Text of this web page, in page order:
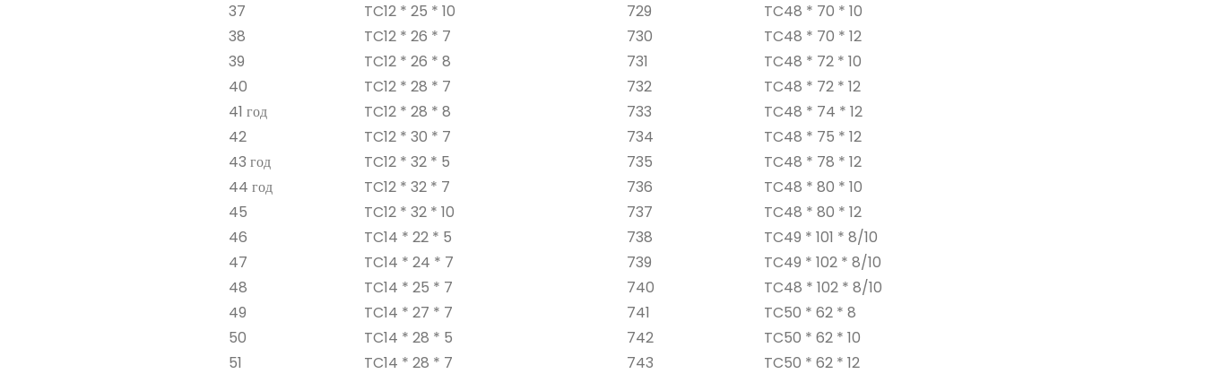
37
TC12 * 25 * 10 729
TC48 * 70 * 10
38
TC12 * 26 * 7 730
TC48 * 70 * 12
39
TC12 * 26 * 8 731
TC48 * 72 * 10
40
TC12 * 28 * 7 732
TC48 * 72 * 12
41 год
TC12 * 28 * 8 733
TC48 * 74 * 12
42
TC12 * 30 * 7 734
TC48 * 75 * 12
43 год
TC12 * 32 * 5 735
TC48 * 78 * 12
44 год
TC12 * 32 * 7 736
TC48 * 80 * 10
45
TC12 * 32 * 10 737
TC48 * 80 * 12
46
TC14 * 22 * ​​5 738
TC49 * 101 * 8/10
47
TC14 * 24 * 7 739
TC49 * 102 * 8/10
48
TC14 * 25 * 7 740
TC48 * 102 * 8/10
49
TC14 * 27 * 7 741
TC50 * 62 * 8
50
TC14 * 28 * 5 742
TC50 * 62 * 10
51
TC14 * 28 * 7 743
TC50 * 62 * 12